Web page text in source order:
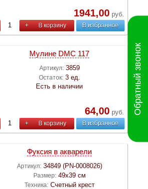
1941,00руб.
+ В корзину В избранное
Мулине DMC 117
Артикул: 3859
Остаток: 3 ед.
Есть в наличии
64,00руб.
+ В корзину В избранное
Фуксия в акварели
Артикул: 34849 (PN-0008026)
Размер: 49х39 см
Техника: Счетный крест
Обратный звонок